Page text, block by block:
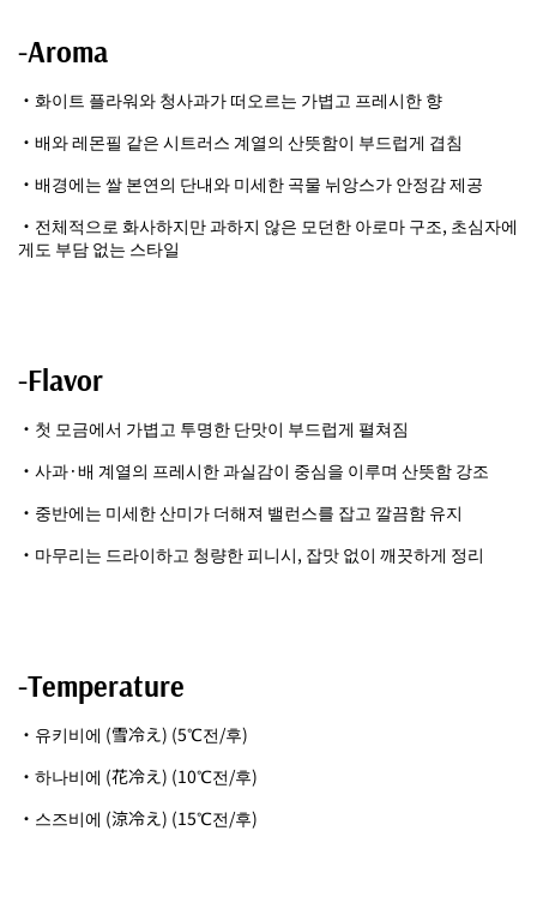
-Aroma
・화이트 플라워와 청사과가 떠오르는 가볍고 프레시한 향
・배와 레몬필 같은 시트러스 계열의 산뜻함이 부드럽게 겹침
・배경에는 쌀 본연의 단내와 미세한 곡물 뉘앙스가 안정감 제공
・전체적으로 화사하지만 과하지 않은 모던한 아로마 구조, 초심자에
게도 부담 없는 스타일
-Flavor
・첫 모금에서 가볍고 투명한 단맛이 부드럽게 펼쳐짐
・사과·배 계열의 프레시한 과실감이 중심을 이루며 산뜻함 강조
・중반에는 미세한 산미가 더해져 밸런스를 잡고 깔끔함 유지
・마무리는 드라이하고 청량한 피니시, 잡맛 없이 깨끗하게 정리
-Temperature
・유키비에 (雪冷え) (5℃전/후)
・하나비에 (花冷え) (10℃전/후)
・스즈비에 (涼冷え) (15℃전/후)